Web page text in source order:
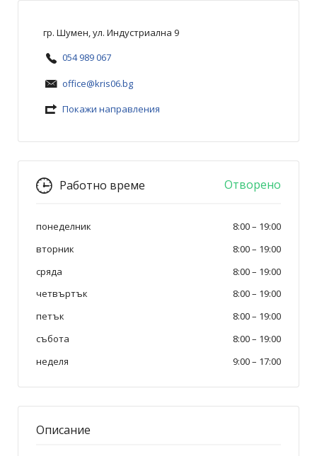
гр. Шумен, ул. Индустриална 9
054 989 067
office@kris06.bg
Покажи направления
Работно време Отворено
понеделник 8:00– 19:00
вторник
8:00– 19:00
сряда
8:00– 19:00
четвъртък
8:00– 19:00
петък
8:00– 19:00
събота
8:00– 19:00
неделя
9:00– 17:00
Описание